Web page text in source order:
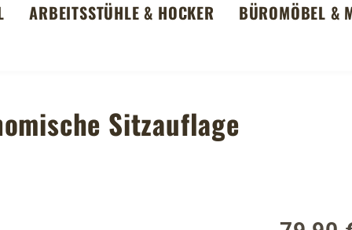
ARBEITSSTÜHLE & HOCKER BÜROMÖBEL &
Sitzauflage